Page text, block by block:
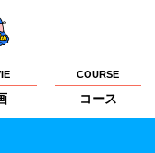
COURSE
コース